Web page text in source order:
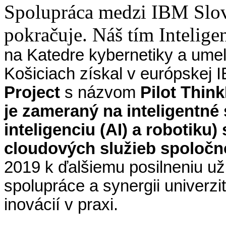
Spolupráca medzi IBM
pokračuje. Náš tím
na Katedre kybernetiky a
Košiciach získal v európskej
Project s názvom Pilot
je zameraný na
inteligenciu (AI) a robotiku)
cloudových služieb
2019 k ďalšiemu posilneniu
spolupráce a synergii
inovácií v praxi.